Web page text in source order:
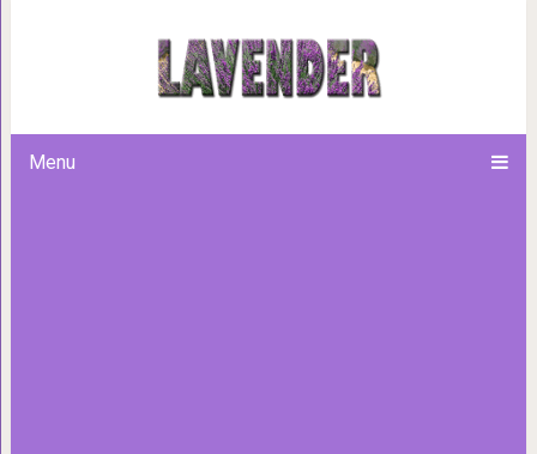
Menu
Обескураженные и
съели пчелу и